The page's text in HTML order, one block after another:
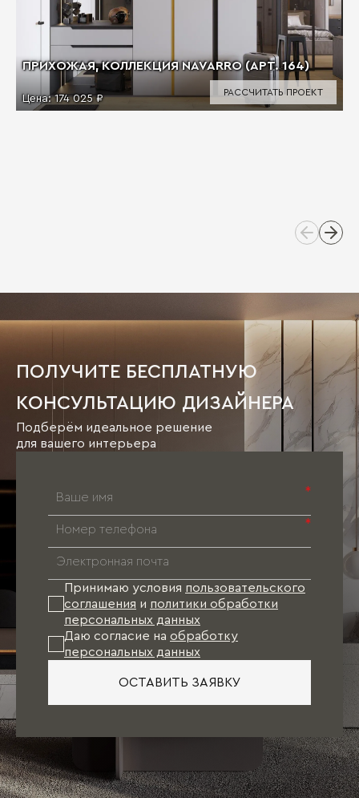
ПРИХОЖАЯ, КОЛЛЕКЦИЯ NAVARRO (АРТ. 164)
Цена:174 025 ₽
РАССЧИТАТЬ ПРОЕКТ
ПОЛУЧИТЕ БЕСПЛАТНУЮ
КОНСУЛЬТАЦИЮ ДИЗАЙНЕРА
Подберём идеальное решение
для вашего интерьера
*
*
Принимаю условия пользовательского
соглашения и политики обработки
персональных данных
Даю согласие на обработку
персональных данных
ОСТАВИТЬ ЗАЯВКУ